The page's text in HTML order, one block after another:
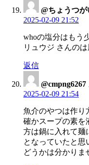
@ちょうつが
2025-02-09 21:52
whoの塩分はもう
リュウジ さんの
返信
@cmpng6267
2025-02-09 21:54
魚介のやつは作り
確かスープの素を
方は鍋に入れて麺
となっていたと思
どうかは分かりま